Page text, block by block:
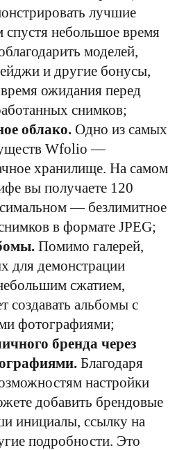
лучшие
спустя небольшое время
моделей,
и другие бонусы,
ожидания перед
снимков;
облако. Одно из самых
Wfolio —
хранилище. На самом
вы получаете 120
— безлимитное
в формате JPEG;
Помимо галерей,
для демонстрации
сжатием,
создавать альбомы с
фотографиями;
бренда через
Благодаря
настройки
добавить брендовые
инициалы, ссылку на
подробности. Это